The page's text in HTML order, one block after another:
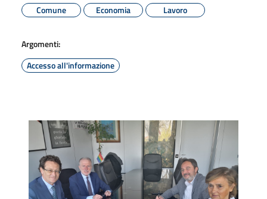
Comune
Economia Lavoro
Argomenti:
Accesso all'informazione